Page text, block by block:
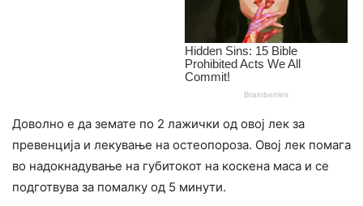
Доволно е да земате по 2 лажички од овој лек за
превенција и лекување на остеопороза. Овој лек помага
во надокнадување на губитокот на коскена маса и се
подготвува за помалку од 5 минути.